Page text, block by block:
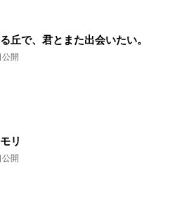
丘で、君とまた出会いたい。
開
リ
開